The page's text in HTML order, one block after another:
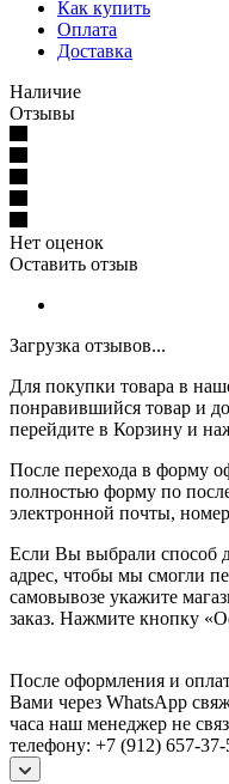
Как купить
Оплата
Доставка
Наличие
Отзывы
Нет оценок
Оставить отзыв
Загрузка отзывов...
Для покупки товара в
понравившийся товар и
перейдите в Корзину и
После перехода в форму
полностью форму по
электронной почты,
Если Вы выбрали способ
адрес, чтобы мы смогли
самовывозе укажите
заказ. Нажмите кнопку
После оформления и
Вами через WhatsApp
часа наш менеджер не
телефону: +7 (912) 657-37-